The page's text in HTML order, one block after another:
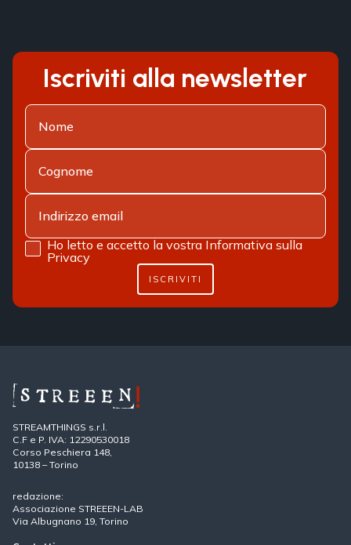
Iscriviti alla newsletter
Ho letto e accetto la vostra Informativa sulla
Privacy
ISCRIVITI
STREAMTHINGS s.r.l.
C.F e P. IVA: 12290530018
Corso Peschiera 148,
10138 – Torino
redazione:
Associazione STREEEN-LAB
Via Albugnano 19, Torino